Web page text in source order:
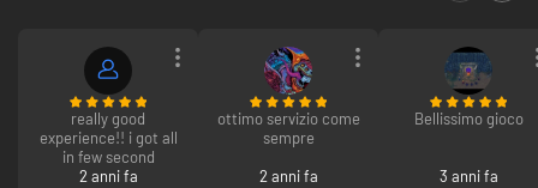
really good
experience!! i got all
in few second
2 anni fa
ottimo servizio come
sempre
2 anni fa
Bellissimo gioco
3 anni fa